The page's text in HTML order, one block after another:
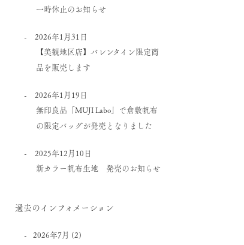
一時休止のお知らせ
2026年1月31日
【美観地区店】バレンタイン限定商
品を販売します
2026年1月19日
無印良品「MUJI Labo」で倉敷帆布
の限定バッグが発売となりました
2025年12月10日
新カラー帆布生地 発売のお知らせ
過去のインフォメーション
2026年7月 (2)